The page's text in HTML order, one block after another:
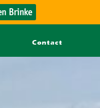
Brinke
Contact